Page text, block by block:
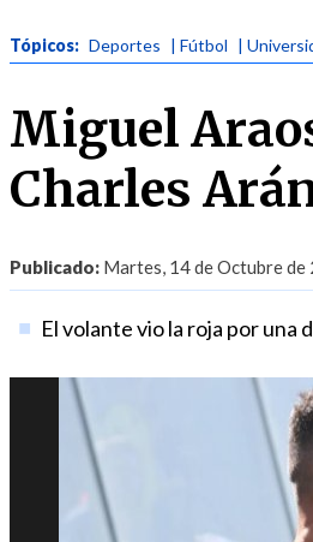
Tópicos: Deportes | Fútbol |
Miguel
Charles
Publicado: Martes, 14 de Octubre
El volante vio la roja por una